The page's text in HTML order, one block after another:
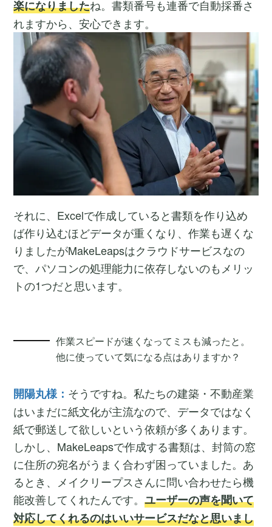
楽になりましたね。書類番号も連番で自動採番さ
れますから、安心できます。
それに、Excelで作成していると書類を作り込め
ば作り込むほどデータが重くなり、作業も遅くな
りましたがMakeLeapsはクラウドサービスなの
で、パソコンの処理能力に依存しないのもメリッ
トの1つだと思います。
作業スピードが速くなってミスも減ったと。
他に使っていて気になる点はありますか？
開陽丸様： そうですね。私たちの建築・不動産業
はいまだに紙文化が主流なので、データではなく
紙で郵送して欲しいという依頼が多くあります。
しかし、MakeLeapsで作成する書類は、封筒の窓
に住所の宛名がうまく合わず困っていました。あ
るとき、メイクリープスさんに問い合わせたら機
能改善してくれたんです。ユーザーの声を聞いて
対応してくれるのはいいサービスだなと思いまし